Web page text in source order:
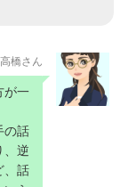
橋さん
が一
の話
、逆
、話